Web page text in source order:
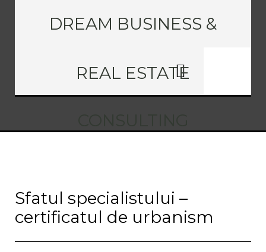
DREAM BUSINESS &
REAL ESTATE
Sfatul specialistului –
certificatul de urbanism